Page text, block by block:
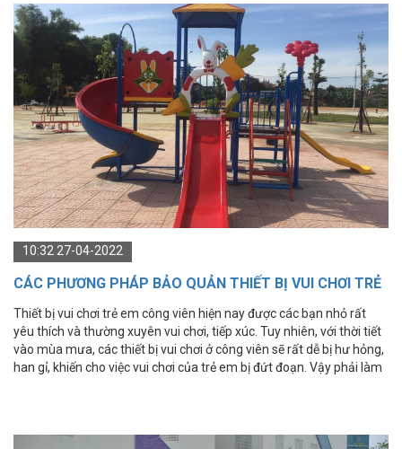
10:32 27-04-2022
CÁC PHƯƠNG PHÁP BẢO QUẢN THIẾT BỊ VUI CHƠI TRẺ
EM CÔNG VIÊN
Thiết bị vui chơi trẻ em công viên hiện nay được các bạn nhỏ rất
yêu thích và thường xuyên vui chơi, tiếp xúc. Tuy nhiên, với thời tiết
vào mùa mưa, các thiết bị vui chơi ở công viên sẽ rất dễ bị hư hỏng,
han gỉ, khiến cho việc vui chơi của trẻ em bị đứt đoạn. Vậy phải làm